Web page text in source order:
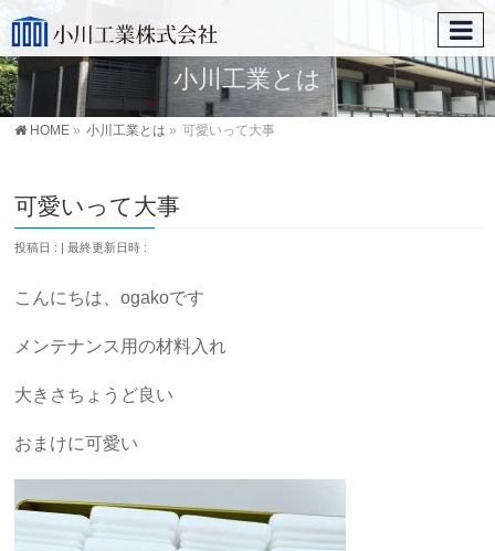
小川工業とは
HOME » 小川工業とは » 可愛いって大事
可愛いって大事
投稿日 : 最終更新日時 :
こんにちは、ogakoです
メンテナンス用の材料入れ
大きさちょうど良い
おまけに可愛い